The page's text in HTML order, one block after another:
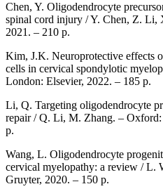
Chen, Y. Oligodendrocyte
spinal cord injury / Y. Chen, Z. Li,
2021. – 210 p.
Kim, J.K. Neuroprotective effects
cells in cervical spondylotic
London: Elsevier, 2022. – 185 p.
Li, Q. Targeting oligodendrocyte
repair / Q. Li, M. Zhang. –
p.
Wang, L. Oligodendrocyte
cervical myelopathy: a review / L.
Gruyter, 2020. – 150 p.